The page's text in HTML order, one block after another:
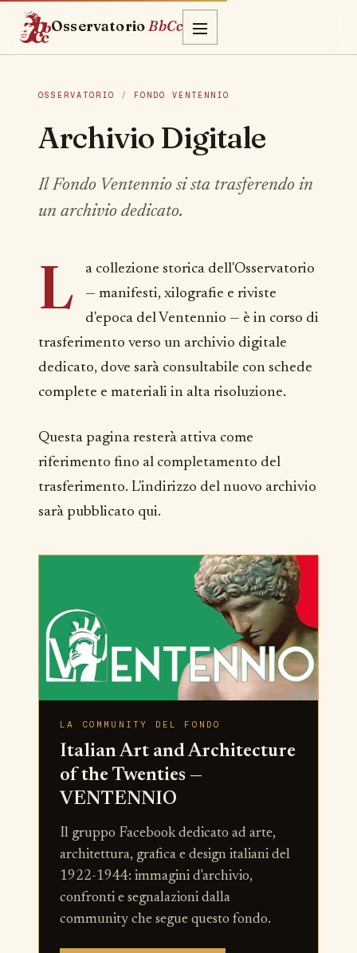
OsservatorioBbCc
OSSERVATORIO / FONDO VENTENNIO
Archivio Digitale
Il Fondo Ventennio si sta trasferendo in
un archivio dedicato.
L
a collezione storica dell'Osservatorio
— manifesti, xilografie e riviste
d'epoca del Ventennio — è in corso di
trasferimento verso un archivio digitale
dedicato, dove sarà consultabile con schede
complete e materiali in alta risoluzione.
Questa pagina resterà attiva come
riferimento fino al completamento del
trasferimento. L'indirizzo del nuovo archivio
sarà pubblicato qui.
LA COMMUNITY DEL FONDO
Italian Art and Architecture
of the Twenties —
VENTENNIO
Il gruppo Facebook dedicato ad arte,
architettura, grafica e design italiani del
1922-1944: immagini d'archivio,
confronti e segnalazioni dalla
community che segue questo fondo.